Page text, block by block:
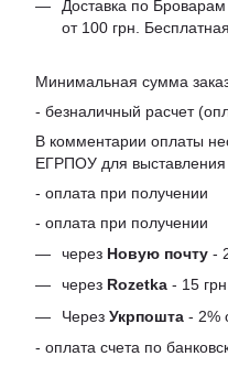
Доставка по
от 100 грн.
Минимальная сумма
- безналичный расчет
В комментарии оплаты
ЕГРПОУ для выставления
- оплата при получении
- оплата при получении
через Новую почту -
через Rozetka - 15
Через Укрпошта - 2%
- оплата счета по